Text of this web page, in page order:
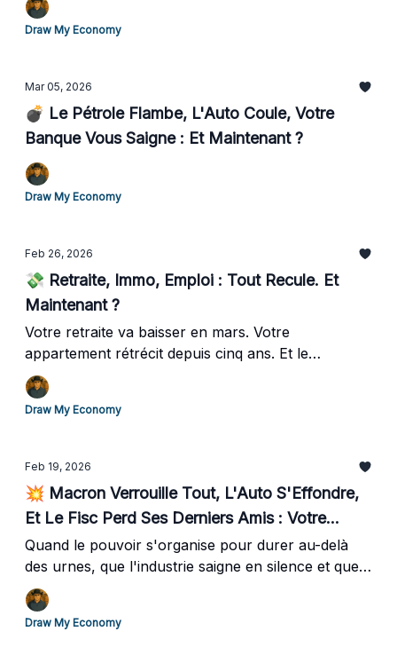
Draw My Economy
Mar 05, 2026
💣 Le Pétrole Flambe, L'Auto Coule, Votre
Banque Vous Saigne : Et Maintenant ?
Draw My Economy
Feb 26, 2026
💸 Retraite, Immo, Emploi : Tout Recule. Et
Maintenant ?
Votre retraite va baisser en mars. Votre
appartement rétrécit depuis cinq ans. Et le
thermomètre économique de l'INSEE vient de
toucher son plus bas depuis 2020. Trois signaux
qui disent la même chose, et une stratégie pour ne
Draw My Economy
Feb 19, 2026
💥 Macron Verrouille Tout, L'Auto S'Effondre,
Et Le Fisc Perd Ses Derniers Amis : Votre
Argent Dans La Tourmente
Quand le pouvoir s'organise pour durer au-delà
des urnes, que l'industrie saigne en silence et que
même les électeurs de gauche en ont assez de
payer, une seule question compte : dans quel pays
investissez-vous vraiment votre argent ?Voici les 3
Draw My Economy